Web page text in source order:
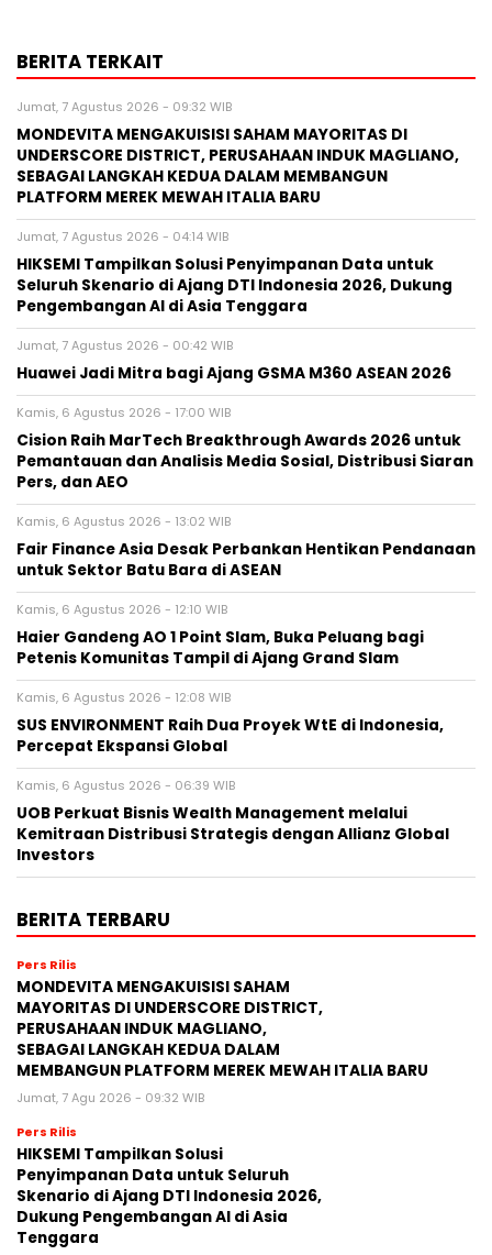
BERITA TERKAIT
Jumat, 7 Agustus 2026 - 09:32 WIB
MONDEVITA MENGAKUISISI SAHAM MAYORITAS DI
UNDERSCORE DISTRICT, PERUSAHAAN INDUK MAGLIANO,
SEBAGAI LANGKAH KEDUA DALAM MEMBANGUN
PLATFORM MEREK MEWAH ITALIA BARU
Jumat, 7 Agustus 2026 - 04:14 WIB
HIKSEMI Tampilkan Solusi Penyimpanan Data untuk
Seluruh Skenario di Ajang DTI Indonesia 2026, Dukung
Pengembangan AI di Asia Tenggara
Jumat, 7 Agustus 2026 - 00:42 WIB
Huawei Jadi Mitra bagi Ajang GSMA M360 ASEAN 2026
Kamis, 6 Agustus 2026 - 17:00 WIB
Cision Raih MarTech Breakthrough Awards 2026 untuk
Pemantauan dan Analisis Media Sosial, Distribusi Siaran
Pers, dan AEO
Kamis, 6 Agustus 2026 - 13:02 WIB
Fair Finance Asia Desak Perbankan Hentikan Pendanaan
untuk Sektor Batu Bara di ASEAN
Kamis, 6 Agustus 2026 - 12:10 WIB
Haier Gandeng AO 1 Point Slam, Buka Peluang bagi
Petenis Komunitas Tampil di Ajang Grand Slam
Kamis, 6 Agustus 2026 - 12:08 WIB
SUS ENVIRONMENT Raih Dua Proyek WtE di Indonesia,
Percepat Ekspansi Global
Kamis, 6 Agustus 2026 - 06:39 WIB
UOB Perkuat Bisnis Wealth Management melalui
Kemitraan Distribusi Strategis dengan Allianz Global
Investors
BERITA TERBARU
Pers Rilis
MONDEVITA MENGAKUISISI SAHAM
MAYORITAS DI UNDERSCORE DISTRICT,
PERUSAHAAN INDUK MAGLIANO,
SEBAGAI LANGKAH KEDUA DALAM
MEMBANGUN PLATFORM MEREK MEWAH ITALIA BARU
Jumat, 7 Agu 2026 - 09:32 WIB
Pers Rilis
HIKSEMI Tampilkan Solusi
Penyimpanan Data untuk Seluruh
Skenario di Ajang DTI Indonesia 2026,
Dukung Pengembangan AI di Asia
Tenggara